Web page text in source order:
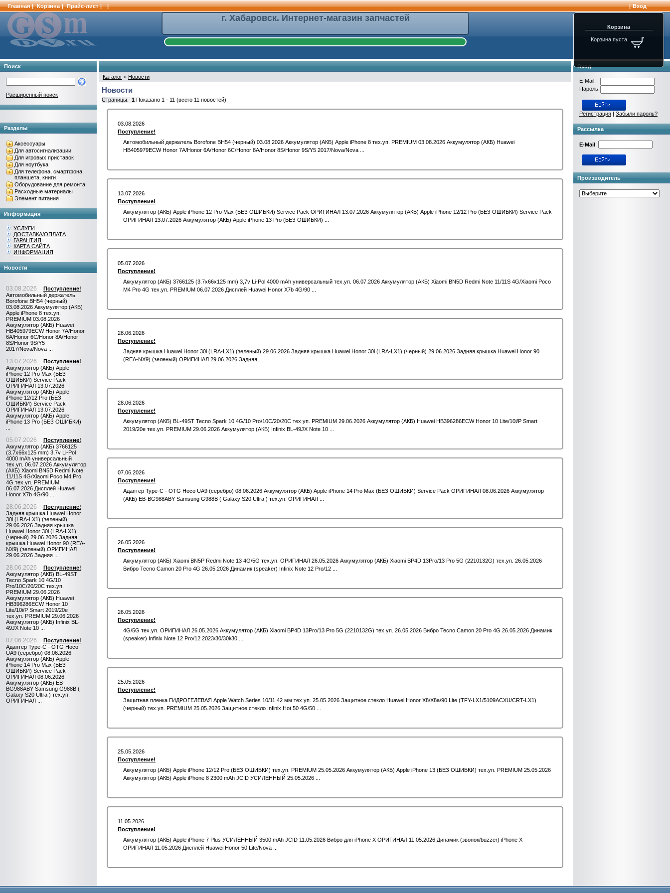
Главная | Корзина | Прайс-лист | | | Вход
г. Хабаровск. Интернет-магазин запчастей
Поиск
Расширенный поиск
Разделы
Аксессуары
Для автосигнализации
Для игровых приставок
Для ноутбука
Для телефона, смартфона,
планшета, книги
Оборудование для ремонта
Расходные материалы
Элемент питания
Информация
УСЛУГИ
ДОСТАВКА/ОПЛАТА
ГАРАНТИЯ
КАРТА САЙТА
ИНФОРМАЦИЯ
Новости
03.08.2026
Поступление!
Автомобильный держатель
Borofone BH54 (черный)
03.08.2026 Аккумулятор (АКБ)
Apple iPhone 8 тех.уп.
PREMIUM 03.08.2026
Аккумулятор (АКБ) Huawei
HB405979ECW Honor 7A/Honor
6A/Honor 6C/Honor 8A/Honor
8S/Honor 9S/Y5
2017/Nova/Nova ...
13.07.2026
Поступление!
Аккумулятор (АКБ) Apple
iPhone 12 Pro Max (БЕЗ
ОШИБКИ) Service Pack
ОРИГИНАЛ 13.07.2026
Аккумулятор (АКБ) Apple
iPhone 12/12 Pro (БЕЗ
ОШИБКИ) Service Pack
ОРИГИНАЛ 13.07.2026
Аккумулятор (АКБ) Apple
iPhone 13 Pro (БЕЗ ОШИБКИ)
05.07.2026
Поступление!
Аккумулятор (АКБ) 3766125
(3.7x66x125 mm) 3,7v Li-Pol
4000 mAh универсальный
тех.уп. 06.07.2026 Аккумулятор
(АКБ) Xiaomi BN5D Redmi Note
11/11S 4G/Xiaomi Poco M4 Pro
4G тех.уп. PREMIUM
06.07.2026 Дисплей Huawei
Honor X7b 4G/90 ...
28.06.2026
Поступление!
Задняя крышка Huawei Honor
30i (LRA-LX1) (зеленый)
29.06.2026 Задняя крышка
Huawei Honor 30i (LRA-LX1)
(черный) 29.06.2026 Задняя
крышка Huawei Honor 90 (REA-
NX9) (зеленый) ОРИГИНАЛ
29.06.2026 Задняя ...
28.06.2026
Поступление!
Аккумулятор (АКБ) BL-49ST
Tecno Spark 10 4G/10
Pro/10C/20/20C тех.уп.
PREMIUM 29.06.2026
Аккумулятор (АКБ) Huawei
HB396286ECW Honor 10
Lite/10i/P Smart 2019/20e
тех.уп. PREMIUM 29.06.2026
Аккумулятор (АКБ) Infinix BL-
49JX Note 10 ...
07.06.2026
Поступление!
Адаптер Type-C - OTG Hoco
UA9 (серебро) 08.06.2026
Аккумулятор (АКБ) Apple
iPhone 14 Pro Max (БЕЗ
ОШИБКИ) Service Pack
ОРИГИНАЛ 08.06.2026
Аккумулятор (АКБ) EB-
BG988ABY Samsung G988B (
Galaxy S20 Ultra ) тех.уп.
ОРИГИНАЛ ...
Каталог » Новости
Новости
Страницы: 1 Показано 1 - 11 (всего 11 новостей)
03.08.2026
Поступление!
Автомобильный держатель Borofone BH54 (черный) 03.08.2026 Аккумулятор (АКБ) Apple iPhone 8 тех.уп. PREMIUM 03.08.2026 Аккумулятор (АКБ) Huawei
HB405979ECW Honor 7A/Honor 6A/Honor 6C/Honor 8A/Honor 8S/Honor 9S/Y5 2017/Nova/Nova ...
13.07.2026
Поступление!
Аккумулятор (АКБ) Apple iPhone 12 Pro Max (БЕЗ ОШИБКИ) Service Pack ОРИГИНАЛ 13.07.2026 Аккумулятор (АКБ) Apple iPhone 12/12 Pro (БЕЗ ОШИБКИ) Service Pack
ОРИГИНАЛ 13.07.2026 Аккумулятор (АКБ) Apple iPhone 13 Pro (БЕЗ ОШИБКИ) ...
05.07.2026
Поступление!
Аккумулятор (АКБ) 3766125 (3.7x66x125 mm) 3,7v Li-Pol 4000 mAh универсальный тех.уп. 06.07.2026 Аккумулятор (АКБ) Xiaomi BN5D Redmi Note 11/11S 4G/Xiaomi Poco
M4 Pro 4G тех.уп. PREMIUM 06.07.2026 Дисплей Huawei Honor X7b 4G/90 ...
28.06.2026
Поступление!
Задняя крышка Huawei Honor 30i (LRA-LX1) (зеленый) 29.06.2026 Задняя крышка Huawei Honor 30i (LRA-LX1) (черный) 29.06.2026 Задняя крышка Huawei Honor 90
(REA-NX9) (зеленый) ОРИГИНАЛ 29.06.2026 Задняя ...
28.06.2026
Поступление!
Аккумулятор (АКБ) BL-49ST Tecno Spark 10 4G/10 Pro/10C/20/20C тех.уп. PREMIUM 29.06.2026 Аккумулятор (АКБ) Huawei HB396286ECW Honor 10 Lite/10i/P Smart
2019/20e тех.уп. PREMIUM 29.06.2026 Аккумулятор (АКБ) Infinix BL-49JX Note 10 ...
07.06.2026
Поступление!
Адаптер Type-C - OTG Hoco UA9 (серебро) 08.06.2026 Аккумулятор (АКБ) Apple iPhone 14 Pro Max (БЕЗ ОШИБКИ) Service Pack ОРИГИНАЛ 08.06.2026 Аккумулятор
(АКБ) EB-BG988ABY Samsung G988B ( Galaxy S20 Ultra ) тех.уп. ОРИГИНАЛ ...
26.05.2026
Поступление!
Аккумулятор (АКБ) Xiaomi BN5P Redmi Note 13 4G/5G тех.уп. ОРИГИНАЛ 26.05.2026 Аккумулятор (АКБ) Xiaomi BP4D 13Pro/13 Pro 5G (2210132G) тех.уп. 26.05.2026
Вибро Tecno Camon 20 Pro 4G 26.05.2026 Динамик (speaker) Infinix Note 12 Pro/12 ...
26.05.2026
Поступление!
4G/5G тех.уп. ОРИГИНАЛ 26.05.2026 Аккумулятор (АКБ) Xiaomi BP4D 13Pro/13 Pro 5G (2210132G) тех.уп. 26.05.2026 Вибро Tecno Camon 20 Pro 4G 26.05.2026 Динамик
(speaker) Infinix Note 12 Pro/12 2023/30/30i/30 ...
25.05.2026
Поступление!
Защитная пленка ГИДРОГЕЛЕВАЯ Apple Watch Series 10/11 42 мм тех.уп. 25.05.2026 Защитное стекло Huawei Honor X8/X8a/90 Lite (TFY-LX1/5109ACXU/CRT-LX1)
(черный) тех.уп. PREMIUM 25.05.2026 Защитное стекло Infinix Hot 50 4G/50 ...
25.05.2026
Поступление!
Аккумулятор (АКБ) Apple iPhone 12/12 Pro (БЕЗ ОШИБКИ) тех.уп. PREMIUM 25.05.2026 Аккумулятор (АКБ) Apple iPhone 13 (БЕЗ ОШИБКИ) тех.уп. PREMIUM 25.05.2026
Аккумулятор (АКБ) Apple iPhone 8 2300 mAh JCID УСИЛЕННЫЙ 25.05.2026 ...
11.05.2026
Поступление!
Аккумулятор (АКБ) Apple iPhone 7 Plus УСИЛЕННЫЙ 3500 mAh JCID 11.05.2026 Вибро для iPhone X ОРИГИНАЛ 11.05.2026 Динамик (звонок/buzzer) iPhone X
ОРИГИНАЛ 11.05.2026 Дисплей Huawei Honor 50 Lite/Nova ...
Корзина
Корзина пуста.
Вход
E-Mail:
Пароль:
Регистрация | Забыли пароль?
Рассылка
E-Mail:
Производитель